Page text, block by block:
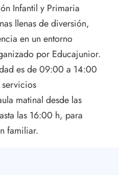
Infantil y Primaria
llenas de diversión,
en un entorno
por Educajunior.
es de 09:00 a 14:00
matinal desde las
las 16:00 h, para
familiar.